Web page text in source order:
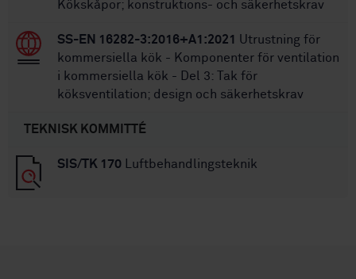
Kökskåpor; konstruktions- och säkerhetskrav
SS-EN 16282-3:2016+A1:2021
Utrustning för
kommersiella kök - Komponenter för ventilation
i kommersiella kök - Del 3: Tak för
köksventilation; design och säkerhetskrav
TEKNISK KOMMITTÉ
SIS/TK 170 Luftbehandlingsteknik